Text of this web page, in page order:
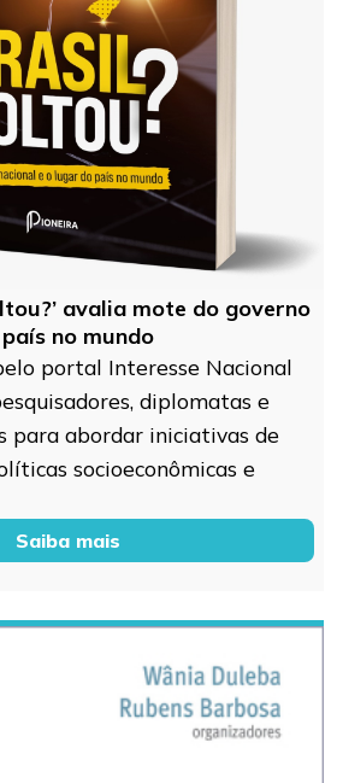
avalia mote do governo
no mundo
portal Interesse Nacional
diplomatas e
para abordar iniciativas de
socioeconômicas e
Saiba mais